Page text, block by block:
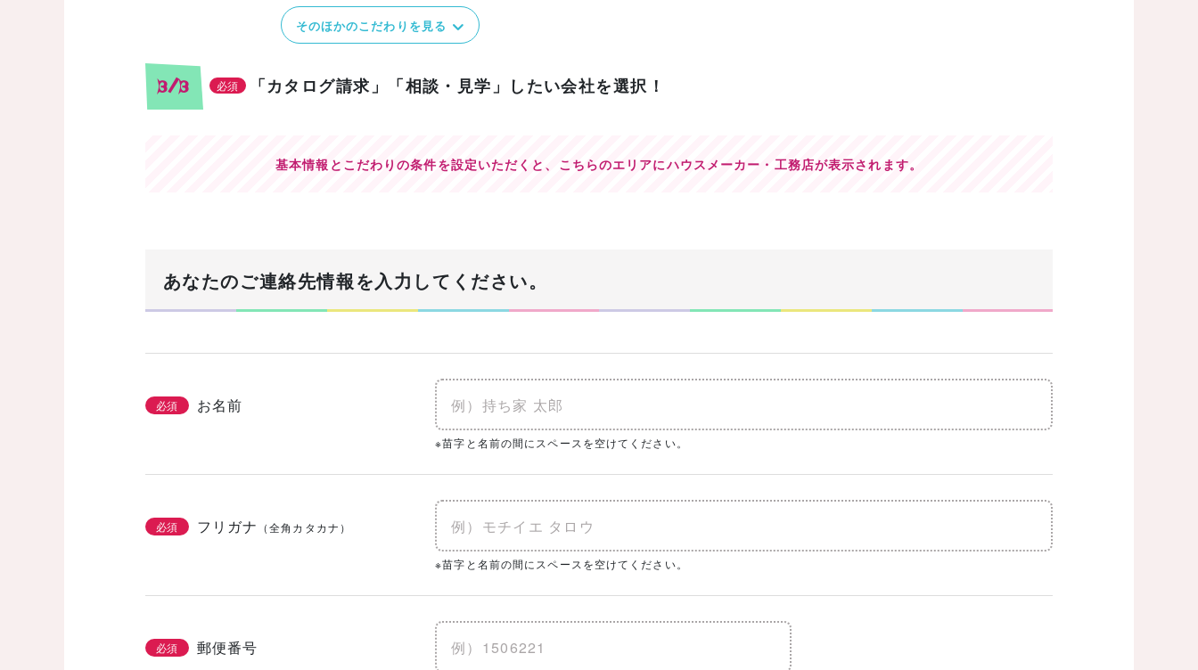
そのほかのこだわりを見る
3/3 必須 「カタログ請求」「相談・見学」したい会社を選択！
基本情報とこだわりの条件を設定いただくと、 こちらのエリアにハウスメーカー・工務店が表示されます。
あなたのご連絡先情報を入力してください。
必須 お名前
※苗字と名前の間にスペースを空けてください。
必須 フリガナ （全角カタカナ）
※苗字と名前の間にスペースを空けてください。
必須 郵便番号